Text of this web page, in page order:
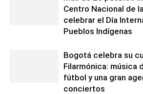
Centro Nacional de
celebrar el Día
Pueblos Indígenas
Bogotá celebra su
Filarmónica: música
fútbol y una gran
conciertos